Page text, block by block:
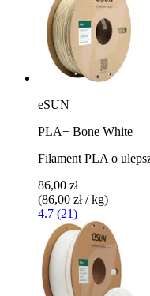
eSUN
PLA+ Bone White
Filament PLA o
86,00 zł
(86,00 zł / kg)
4.7 (21)